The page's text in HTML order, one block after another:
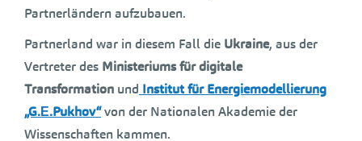
Partnerländern aufzubauen.
Partnerland war in diesem Fall die Ukraine, aus der
Vertreter des Ministeriums für digitale
Transformation und Institut für Energiemodellierung
„G.Е.Pukhov“von der Nationalen Akademie der
Wissenschaften kammen.